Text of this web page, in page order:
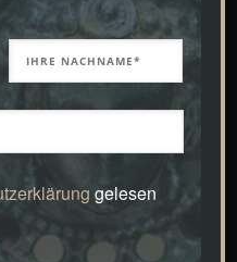
gelesen